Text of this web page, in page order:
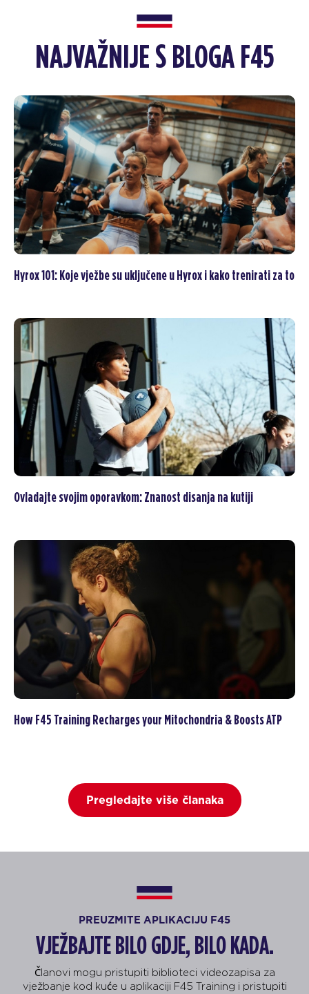
NAJVAŽNIJE S BLOGA F45
Hyrox 101: Koje vježbe su uključene u Hyrox i kako trenirati za to
Ovladajte svojim oporavkom: Znanost disanja na kutiji
How F45 Training Recharges your Mitochondria & Boosts ATP
Pregledajte više članaka
PREUZMITE APLIKACIJU F45
VJEŽBAJTE BILO GDJE, BILO KADA.
Članovi mogu pristupiti biblioteci videozapisa za
vježbanje kod kuće u aplikaciji F45 Training i pristupiti